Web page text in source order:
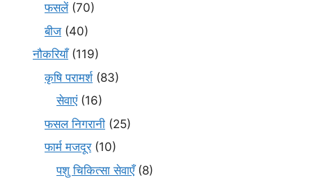
फसलें(70)
बीज (40)
नौकरियाँ(119)
कृषि परामर्श(83)
सेवाएं(16)
फसल निगरानी (25)
फार्म मजदूर(10)
पशु चिकित्सा सेवाएँ(8)